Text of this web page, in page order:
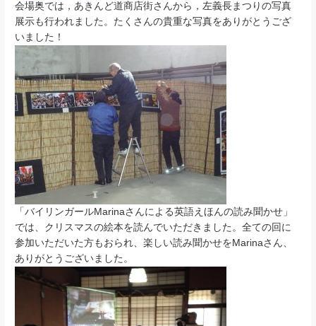
会場奥では，あきんど道商店街さんから，左義長まつりの写真
展示も行われました。たくさんの貴重な写真をありがとうござ
いました！
「バイリンガールMarinaさんによる英語えほんの読み聞かせ」
では、クリスマスの絵本を読んでいただきました。全ての回に
参加いただいた方もおられ、楽しい読み聞かせをMarinaさん、
ありがとうございました。